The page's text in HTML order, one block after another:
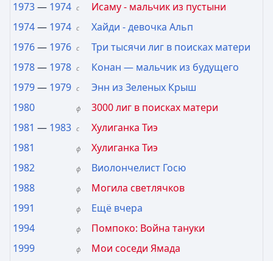
1973— 1974 с
Исаму - мальчик из пустыни
1974— 1974 с
Хайди - девочка Альп
1976— 1976 с
Три тысячи лиг в поисках матери
1978— 1978 с
Конан — мальчик из будущего
1979— 1979 с
Энн из Зеленых Крыш
1980
ф
3000 лиг в поисках матери
1981 — 1983 с
Хулиганка Тиэ
1981
ф
Хулиганка Тиэ
1982
ф
Виолончелист Госю
1988
ф
Могила светлячков
1991
ф
Ещё вчера
1994
ф
Помпоко: Война тануки
1999
ф
Мои соседи Ямада